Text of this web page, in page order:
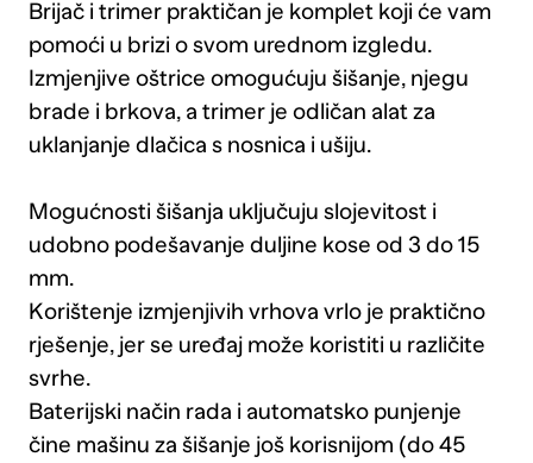
Brijač i trimer praktičan je komplet koji će vam
pomoći u brizi o svom urednom izgledu.
Izmjenjive oštrice omogućuju šišanje, njegu
brade i brkova, a trimer je odličan alat za
uklanjanje dlačica s nosnica i ušiju.
Mogućnosti šišanja uključuju slojevitost i
udobno podešavanje duljine kose od 3 do 15
mm.
Korištenje izmjenjivih vrhova vrlo je praktično
rješenje, jer se uređaj može koristiti u različite
svrhe.
Baterijski način rada i automatsko punjenje
čine mašinu za šišanje još korisnijom (do 45